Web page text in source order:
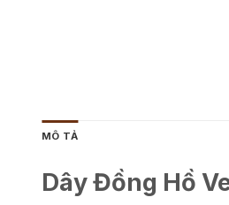
MÔ TẢ
Dây Đồng Hồ